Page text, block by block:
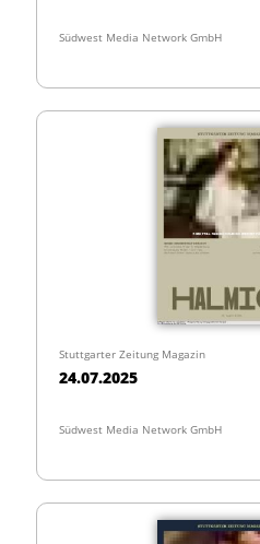
Südwest Media Network GmbH
Stuttgarter Zeitung Magazin
24.07.2025
Südwest Media Network GmbH